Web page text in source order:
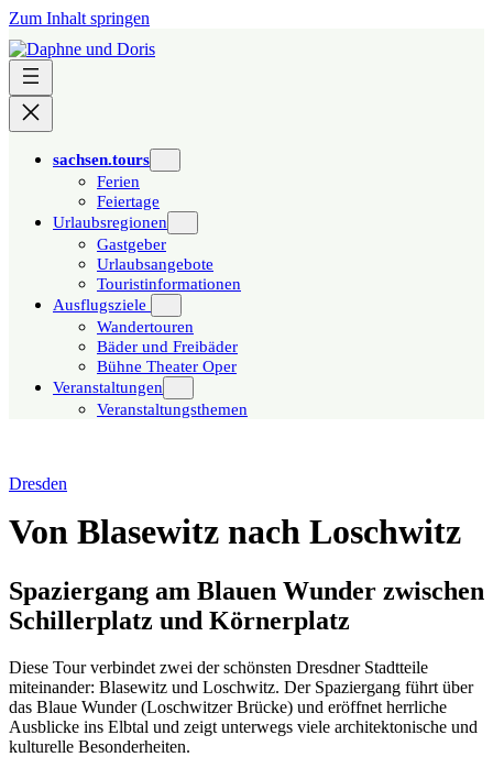
Zum Inhalt springen
sachsen.tours
Ferien
Feiertage
Urlaubsregionen
Gastgeber
Urlaubsangebote
Touristinformationen
Ausflugsziele
Wandertouren
Bäder und Freibäder
Bühne Theater Oper
Veranstaltungen
Veranstaltungsthemen
Dresden
Von Blasewitz nach Loschwitz
Spaziergang am Blauen Wunder zwischen
Schillerplatz und Körnerplatz
Diese Tour verbindet zwei der schönsten Dresdner Stadtteile
miteinander: Blasewitz und Loschwitz. Der Spaziergang führt über
das Blaue Wunder (Loschwitzer Brücke) und eröffnet herrliche
Ausblicke ins Elbtal und zeigt unterwegs viele architektonische und
kulturelle Besonderheiten.